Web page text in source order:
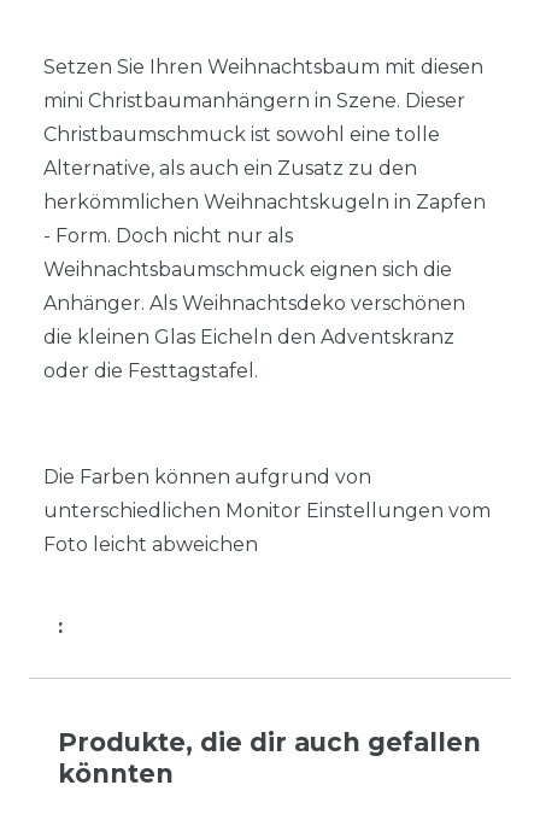
Setzen Sie Ihren Weihnachtsbaum mit diesen
mini Christbaumanhängern in Szene. Dieser
Christbaumschmuck ist sowohl eine tolle
Alternative, als auch ein Zusatz zu den
herkömmlichen Weihnachtskugeln in Zapfen
- Form. Doch nicht nur als
Weihnachtsbaumschmuck eignen sich die
Anhänger. Als Weihnachtsdeko verschönen
die kleinen Glas Eicheln den Adventskranz
oder die Festtagstafel.
Die Farben können aufgrund von
unterschiedlichen Monitor Einstellungen vom
Foto leicht abweichen
:
Produkte, die dir auch gefallen
könnten